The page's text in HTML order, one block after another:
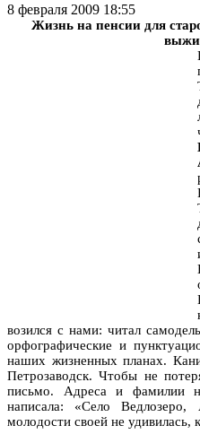
8 февраля 2009 18:55
Жизнь на пенсии для
возился с нами: читал
орфографические и
наших жизненных планах.
Петрозаводск. Чтобы не
письмо. Адреса и фамилии
написала: «Село
молодости своей не удивилась,